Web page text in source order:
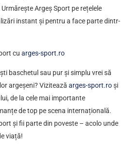
Urmărește Argeș Sport pe rețelele
instant și pentru a face parte dintr-
cu arges-sport.ro
baschetul sau pur și simplu vrei să
argeșeni? Vizitează arges-sport.roși
de la cele mai importante
de top pe scena internațională.
și fii parte din poveste – acolo unde
viață!